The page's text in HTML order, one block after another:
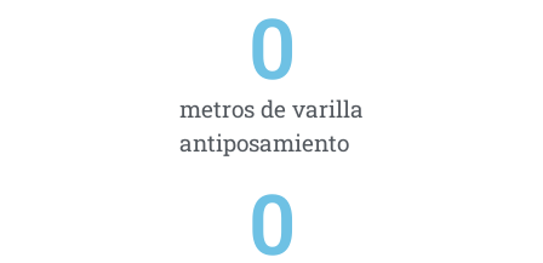
metros de varilla
antiposamiento
0
0